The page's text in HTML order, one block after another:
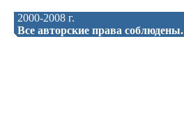
2000-2008 г.
Все авторские права соблюдены.